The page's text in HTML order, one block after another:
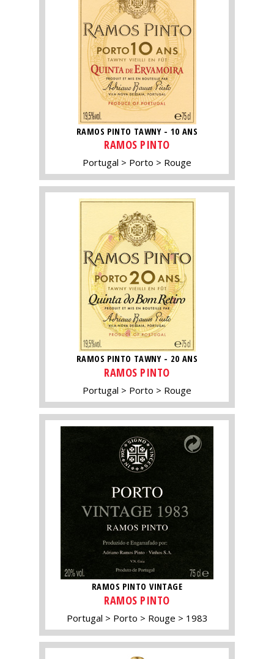
RAMOS PINTO TAWNY - 10 ANS
RAMOS PINTO
Portugal Porto Rouge
RAMOS PINTO TAWNY - 20 ANS
RAMOS PINTO
Portugal Porto Rouge
RAMOS PINTO VINTAGE
RAMOS PINTO
Portugal Porto Rouge 1983